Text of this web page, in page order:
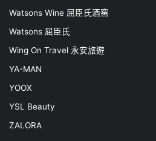
Watsons Wine 屈臣氏酒窖
Watsons 屈臣氏
Wing On Travel 永安旅遊
YA-MAN
YOOX
YSL Beauty
ZALORA